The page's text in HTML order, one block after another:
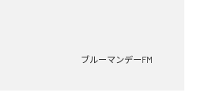
ブルーマンデーFM